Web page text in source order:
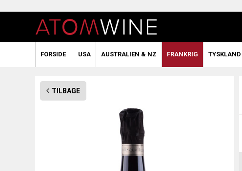
FORSIDE USA AUSTRALIEN & NZ FRANKRIG TYSKLAND
TILBAGE